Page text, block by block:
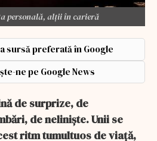
personală, alții în carieră
sursă preferată în Google
ne pe Google News
de surprize, de
de neliniște. Unii se
ritm tumultuos de viață,